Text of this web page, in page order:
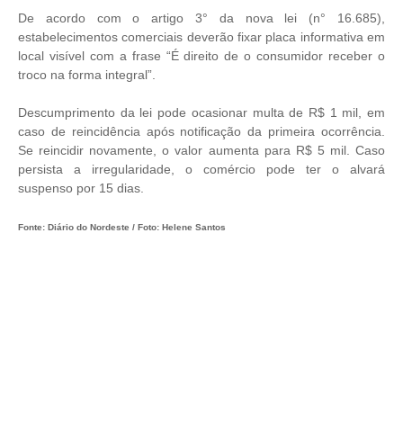
De acordo com o artigo 3° da nova lei (n° 16.685),
estabelecimentos comerciais deverão fixar placa informativa em
local visível com a frase “É direito de o consumidor receber o
troco na forma integral”.
Descumprimento da lei pode ocasionar multa de R$ 1 mil, em
caso de reincidência após notificação da primeira ocorrência.
Se reincidir novamente, o valor aumenta para R$ 5 mil. Caso
persista a irregularidade, o comércio pode ter o alvará
suspenso por 15 dias.
Fonte: Diário do Nordeste / Foto: Helene Santos